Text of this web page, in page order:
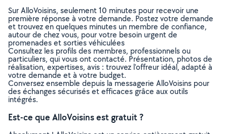
Sur AlloVoisins, seulement 10 minutes pour recevoir une
première réponse à votre demande. Postez votre demande
et trouvez en quelques minutes un membre de confiance,
autour de chez vous, pour votre besoin urgent de
promenades et sorties véhiculées
Consultez les profils des membres, professionnels ou
particuliers, qui vous ont contacté. Présentation, photos de
réalisation, expertises, avis : trouvez l'offreur idéal, adapté à
votre demande et à votre budget.
Conversez ensemble depuis la messagerie AlloVoisins pour
des échanges sécurisés et efficaces grâce aux outils
intégrés.
Est-ce que AlloVoisins est gratuit ?